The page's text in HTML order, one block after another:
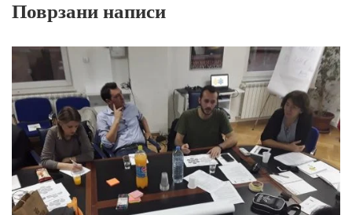
Поврзани написи